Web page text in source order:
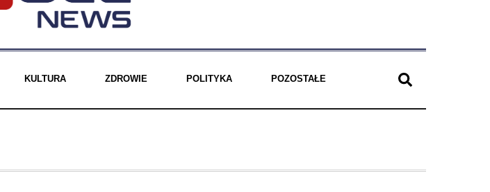
KULTURA ZDROWIE POLITYKA POZOSTAŁE